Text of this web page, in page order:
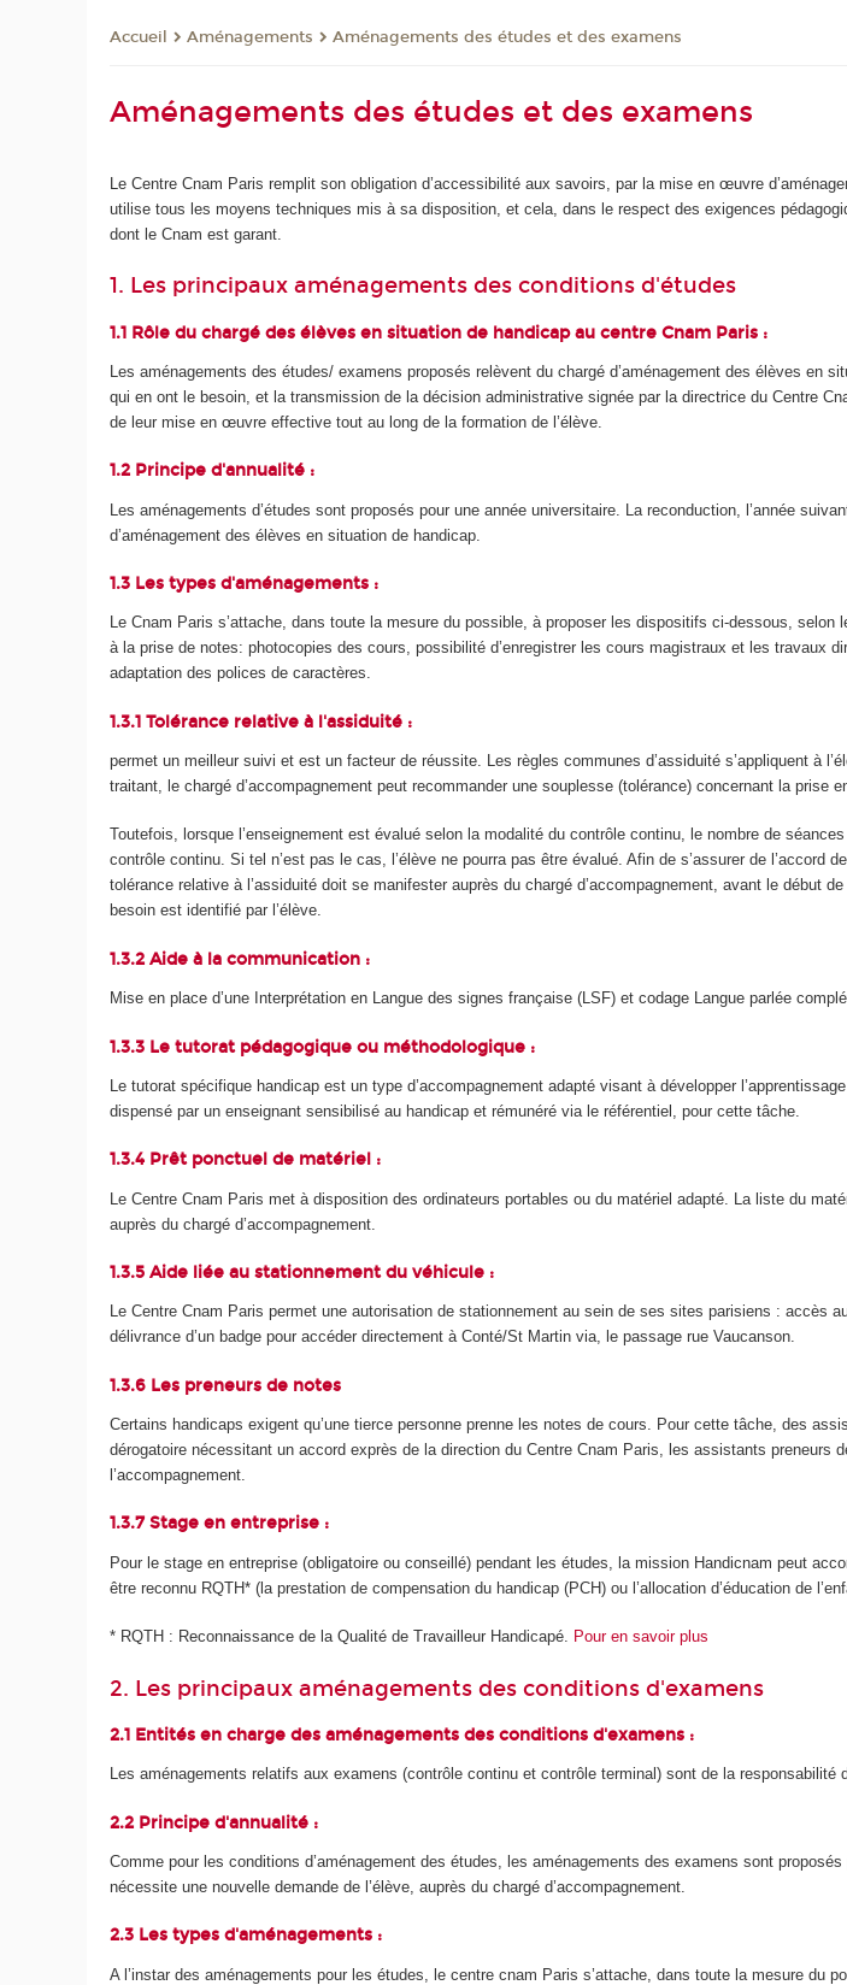
Accueil Aménagements Aménagements des études et des examens
Aménagements des études et des examens
Le Centre Cnam Paris remplit son obligation d’accessibilité aux savoirs, par la mise en œuvre
utilise tous les moyens techniques mis à sa disposition, et cela, dans le respect des exigences
dont le Cnam est garant.
1. Les principaux aménagements des conditions d'études
1.1 Rôle du chargé des élèves en situation de handicap au centre Cnam Paris :
Les aménagements des études/ examens proposés relèvent du chargé d’aménagement des élèves
qui en ont le besoin, et la transmission de la décision administrative signée par la directrice du Centre
de leur mise en œuvre effective tout au long de la formation de l’élève.
1.2 Principe d'annualité :
Les aménagements d’études sont proposés pour une année universitaire. La reconduction, l’année
d’aménagement des élèves en situation de handicap.
1.3 Les types d'aménagements :
Le Cnam Paris s’attache, dans toute la mesure du possible, à proposer les dispositifs ci-dessous,
à la prise de notes: photocopies des cours, possibilité d’enregistrer les cours magistraux et les travaux
adaptation des polices de caractères.
1.3.1 Tolérance relative à l'assiduité :
permet un meilleur suivi et est un facteur de réussite. Les règles communes d’assiduité s’appliquent à
traitant, le chargé d’accompagnement peut recommander une souplesse (tolérance) concernant la
Toutefois, lorsque l’enseignement est évalué selon la modalité du contrôle continu, le nombre de
contrôle continu. Si tel n’est pas le cas, l’élève ne pourra pas être évalué. Afin de s’assurer de l’accord
tolérance relative à l’assiduité doit se manifester auprès du chargé d’accompagnement, avant le début
besoin est identifié par l’élève.
1.3.2 Aide à la communication :
Mise en place d’une Interprétation en Langue des signes française (LSF) et codage Langue parlée
1.3.3 Le tutorat pédagogique ou méthodologique :
Le tutorat spécifique handicap est un type d’accompagnement adapté visant à développer
dispensé par un enseignant sensibilisé au handicap et rémunéré via le référentiel, pour cette tâche.
1.3.4 Prêt ponctuel de matériel :
Le Centre Cnam Paris met à disposition des ordinateurs portables ou du matériel adapté. La liste du
auprès du chargé d’accompagnement.
1.3.5 Aide liée au stationnement du véhicule :
Le Centre Cnam Paris permet une autorisation de stationnement au sein de ses sites parisiens : accès
délivrance d’un badge pour accéder directement à Conté/St Martin via, le passage rue Vaucanson.
1.3.6 Les preneurs de notes
Certains handicaps exigent qu’une tierce personne prenne les notes de cours. Pour cette tâche, des
dérogatoire nécessitant un accord exprès de la direction du Centre Cnam Paris, les assistants
l’accompagnement.
1.3.7 Stage en entreprise :
Pour le stage en entreprise (obligatoire ou conseillé) pendant les études, la mission Handicnam peut
être reconnu RQTH* (la prestation de compensation du handicap (PCH) ou l’allocation d’éducation de
* RQTH : Reconnaissance de la Qualité de Travailleur Handicapé. Pour en savoir plus
2. Les principaux aménagements des conditions d'examens
2.1 Entités en charge des aménagements des conditions d'examens :
Les aménagements relatifs aux examens (contrôle continu et contrôle terminal) sont de la
2.2 Principe d'annualité :
Comme pour les conditions d’aménagement des études, les aménagements des examens sont
nécessite une nouvelle demande de l’élève, auprès du chargé d’accompagnement.
2.3 Les types d'aménagements :
A l’instar des aménagements pour les études, le centre cnam Paris s’attache, dans toute la mesure du